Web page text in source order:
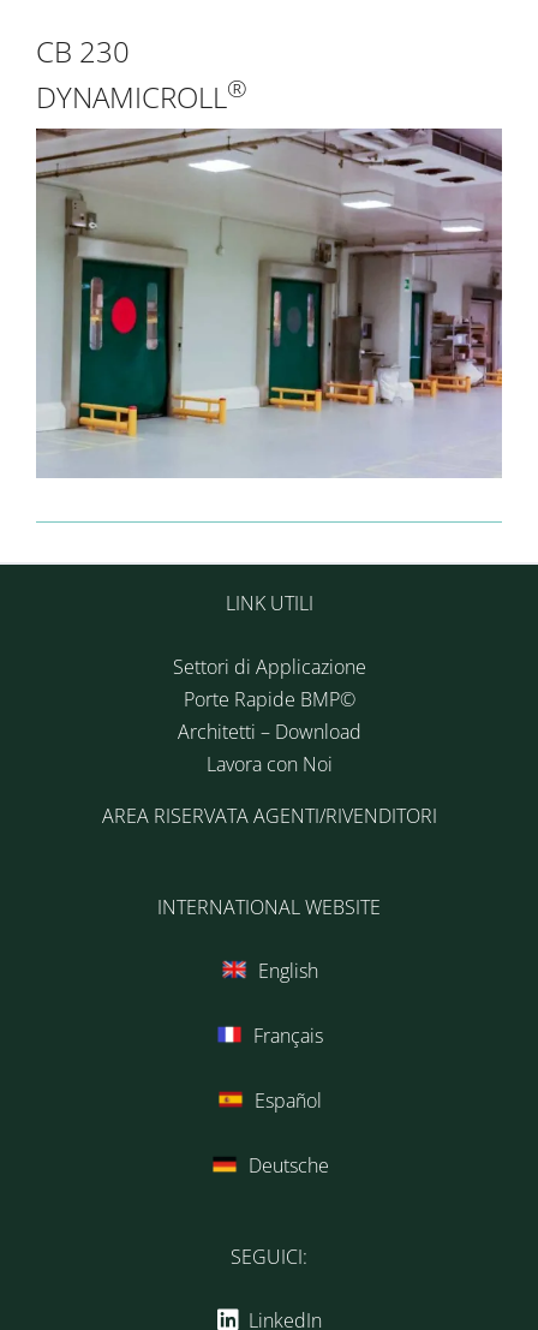
CB 230
DYNAMICROLL®
LINK UTILI
Settori di Applicazione
Porte Rapide BMP©
Architetti – Download
Lavora con Noi
AREA RISERVATA AGENTI/RIVENDITORI
INTERNATIONAL WEBSITE
English
Français
Español
Deutsche
SEGUICI:
LinkedIn